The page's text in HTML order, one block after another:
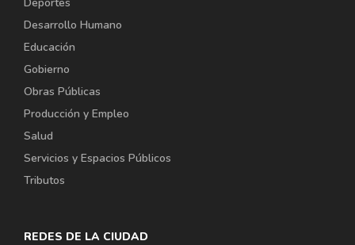
Desarrollo Humano
Educación
Gobierno
Obras Públicas
Producción y Empleo
Salud
Servicios y Espacios Públicos
Tributos
REDES DE LA CIUDAD